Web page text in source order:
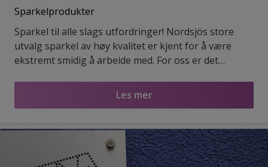
Sparkelprodukter
Sparkel til alle slags utfordringer! Nordsjös store
utvalg sparkel av høy kvalitet er kjent for å være
ekstremt smidig å arbeide med. For oss er det
og i år kan mesteparten av våre sparkeltyper skryte
Les mer